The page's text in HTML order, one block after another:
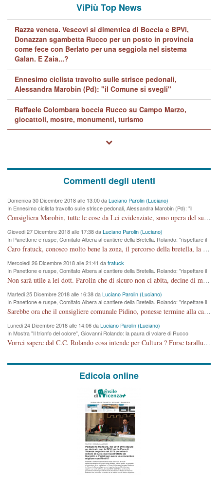
ViPiù Top News
Razza veneta. Vescovi si dimentica di Boccia e BPVi,
Donazzan sgambetta Rucco per un posto in provincia
come fece con Berlato per una seggiola nel sistema
Galan. E Zaia...?
Ennesimo ciclista travolto sulle strisce pedonali,
Alessandra Marobin (Pd): "il Comune si svegli"
Raffaele Colombara boccia Rucco su Campo Marzo,
giocattoli, mostre, monumenti, turismo
Commenti degli utenti
Domenica 30 Dicembre 2018 alle 13:00 daLuciano Parolin (Luciano)
In Ennesimo ciclista travolto sulle strisce pedonali, Alessandra Marobin (Pd): "il
Comune si svegli"
Consigliera Marobin, tutte le cose da Lei evidenziate, sono opera del suo ex Assessore e compagno di Partito Antonio Marco Dalla Pozza Assessore alla "progettazione" di piste ciclabili e altre porcherie. A lui manderei il conto da saldare per incidenti e danni alle persone. E' ora che "finiamola." Avete perso rassegnatevi. qui IL SINDACO RUCCO NON C'ENTRA PER NIENTE. CAPITO!!!!!!!! Amen.
Giovedi 27 Dicembre 2018 alle 17:38 daLuciano Parolin (Luciano)
In Panettone e ruspe, Comitato Albera al cantiere della Bretella. Rolando: "rispettare il
cronoprogramma"
Caro fratuck, conosco molto bene la zona, il percorso della bretella, la situazione dei cittadini, abito in Viale Trento. A partire dal 2003 ho partecipato al Comitato di Maddalene pro bretella, e a riunioni propositive per apportare modifiche al progetto. Numerose mie foto del territorio sono arrivate a Roma, altri miei interventi (non graditi dalla Sx) sono stati pubblicati dal GdV, assieme ad altri come Ciro Asproso, ora favorevole alla bretella. Ho partecipato alla raccolta firme per la chiusura della strada x 5 giorni eseguita dal Sindaco Hullwech per sforamento 180 Micro/g. Pertanto come impegno per la tematica sono apposto con la coscienza. Ora il Progetto è partito, fine! Voglio dire che la nuova Giunta "comunale" non c'entra più. L'opera sarà "malauguratamente" eseguita, ma non con il mio placet. Il Consigliere Comunale dovrebbe capire che la campagna elettorale è finita, con buona pace di tutti. Quello che invece dovrebbe interessare è la proprietà della strada, dall'uscita autostradale Ovest, sino alla Rotatoria dell'Albara, vi sono tre possessori: Autostrade SpA; La Provincia, il Comune. Come la mettiamo per il futuro ? I costi, da 50 sono saliti a 100 milioni di € come dire 20 milioni a KM (!) da non credere. Comunque si farà. Ma nessuno canti Vittoria, anzi meglio non farne un ulteriore fatto "partitico" per questioni elettorali o di seggio. Se mi manda la sua mail, sono disponibile ad inviare i documenti e le foto sopra descritte. Con ossequi, Luciano Parolin
Mercoledi 26 Dicembre 2018 alle 21:41 dafratuck
In Panettone e ruspe, Comitato Albera al cantiere della Bretella. Rolando: "rispettare il
cronoprogramma"
Non sarà utile a lei dott. Parolin che di sicuro non ci abita, decine di migliaia di TIR, automobili e padroncini che passano quotidianamente per una strada appena rotabile, non è più possibile stendere i panni, attraversare la strada senza rischiare la morte, le case stanno crepando, i tempi sono cambiati e la bretella non passerà assolutamente per maddalene (ma cosa sta a dire?!), dia invece responsabilità a chi ha costruito tagliando la strada che doveva invece terminare a isola vicentina e non al moracchino lasciando Motta di Costabissara ancora in panne di traffico. I tempi sono cambiati dottore e se l'anagrafe della vita stagna nell'essere umano impressioni conservatrici, la società non le considera perchè va avanti, si industrializza e ha bisogno di infrastrutture e di sviluppo. Ultima considerazione, se è geloso di Rolando perchè vede in lui solo campagne politiche mentre si difendono i SOLI diritti dei cittadini, la preghiamo faccia considerazioni più appropriate. Saluti e complimenti per i suoi scritti.
Martedi 25 Dicembre 2018 alle 16:38 daLuciano Parolin (Luciano)
In Panettone e ruspe, Comitato Albera al cantiere della Bretella. Rolando: "rispettare il
cronoprogramma"
Sarebbe ora che il consigliere comunale Pidino, ponesse termine alla campagna elettorale nel territorio del suo seggio Villaggio del Sole. La tiraca è iniziata, distruggerà 6 km di prateria ovest della città, ricca di fonti e sorgenti d'acqua. I cittadini di Maddalene non avranno più Pace la notte. Molta colpa per la costruzione di questa Strada è proprio del signor Rolando,dei suoi gazebo mobili e che vuol far passare questa opera VANDALICA come progetto "utile" a chi ? Non è cosa seria sig. Rolando!
Lunedi 24 Dicembre 2018 alle 14:06 daLuciano Parolin (Luciano)
In Mostra "Il trionfo del colore", Giovanni Rolando: la paura di volare di Rucco
Vorrei sapere dal C.C. Rolando cosa intende per Cultura ? Forse tarallucci, vino e sagre, o spaghetti tricolori del PD ? Il continuo (s)parlare della mostra a Palazzo Chiericati caro consigliere DANNEGGIA FORTEMENTE l'immagine della città TUTTA e fa deviare i consensi che in RUSSIA (badi bene ex U.R.S.S.) sono ECCELLENTI. A livello artistico l'evento è di alta Valenza culturale, COMPITO di Tutta la Cittadinanza fare il possibile per propagandare l'iniziativa senza farne UN CASO PARTITICO come fa Lei da sempre. Meno Gazebo + Partecipazione! E così sia. Amen.
Edicola online